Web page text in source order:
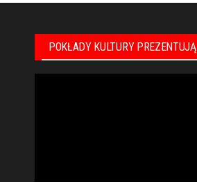
POKŁADY KULTURY PREZENTUJĄ